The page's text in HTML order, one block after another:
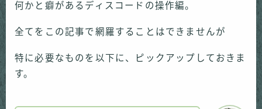
何かと癖があるディスコードの操作編。
全てをこの記事で網羅することはできませんが
特に必要なものを以下に、ピックアップしておきま
す。